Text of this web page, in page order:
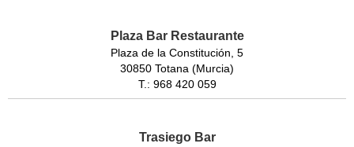
Plaza Bar Restaurante
Plaza de la Constitución, 5
30850 Totana (Murcia)
T.: 968 420 059
Trasiego Bar